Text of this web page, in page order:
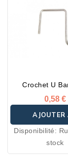
Crochet U
0,58 €
AJOUTER
PANIER
Disponibilité:
stock